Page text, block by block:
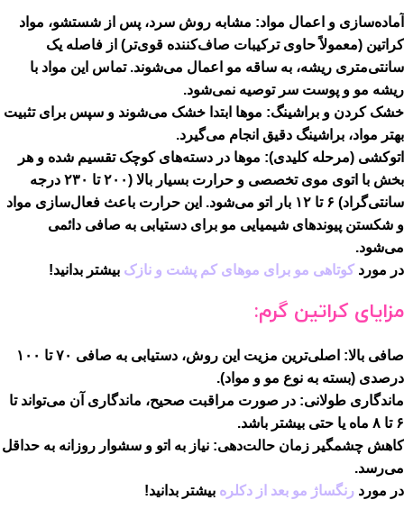
آماده‌سازی و اعمال مواد: مشابه روش سرد، پس از شستشو، مواد
کراتین (معمولاً حاوی ترکیبات صاف‌کننده قوی‌تر) از فاصله‌ یک
سانتی‌متری ریشه، به ساقه مو اعمال می‌شوند. تماس این مواد با
ریشه مو و پوست سر توصیه نمی‌شود.
خشک کردن و براشینگ: موها ابتدا خشک می‌شوند و سپس برای تثبیت
بهتر مواد، براشینگ دقیق انجام می‌گیرد.
اتوکشی (مرحله کلیدی): موها در دسته‌های کوچک تقسیم شده و هر
بخش با اتوی موی تخصصی و حرارت بسیار بالا (۲۰۰ تا ۲۳۰ درجه
سانتی‌گراد) ۶ تا ۱۲ بار اتو می‌شود. این حرارت باعث فعال‌سازی مواد
و شکستن پیوندهای شیمیایی مو برای دستیابی به صافی دائمی
می‌شود.
در مورد کوتاهی مو برای موهای کم پشت و نازک بیشتر بدانید!
مزایای کراتین گرم:
صافی بالا:
اصلی‌ترین مزیت این روش، دستیابی به صافی ۷۰ تا ۱۰۰
درصدی (بسته به نوع مو و مواد).
ماندگاری طولانی: در صورت مراقبت صحیح، ماندگاری آن می‌تواند تا
۶ تا ۸ ماه یا حتی بیشتر باشد.
کاهش چشمگیر زمان حالت‌دهی: نیاز به اتو و سشوار روزانه به حداقل
می‌رسد.
در مورد رنگساژ مو بعد از دکلره بیشتر بدانید!